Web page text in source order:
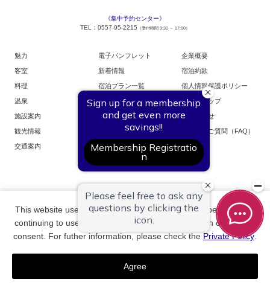
《集中予約センター》
TEL：0557-95-2215 （受付時間 9:30 ～ 17:00）
魅力
客室
料理
温泉
施設案内
観光情報
交通案内
電子パンフレット
新着情報
宿泊プラン一覧
お部屋からご予約
企業概要
宿泊約款
個人情報保護ポリシー
サイトマップ
お問い合せ
よくあるご質問（FAQ）
銀水荘オンラインショップ 銀水荘・採用案内
東伊豆・稲取 銀水荘 株式会社ホテル銀水荘
Copyright © GINSUISO. All Rights Reserved.
This website uses cookies to improve your user experience. By
continuing to use this website, you have agreed with our cookie
consent. For futher information, please check the Private Policy.
Agree